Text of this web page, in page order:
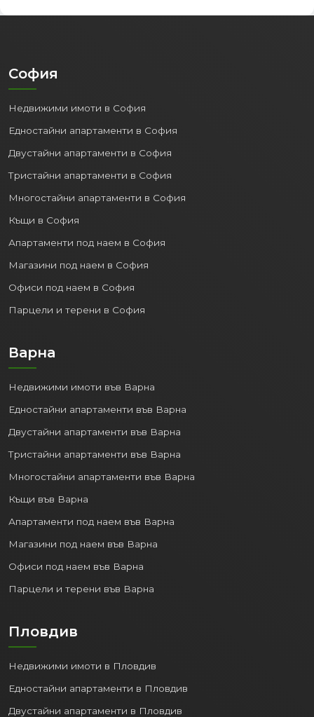
София
Недвижими имоти в София
Едностайни апартаменти в София
Двустайни апартаменти в София
Тристайни апартаменти в София
Многостайни апартаменти в София
Къщи в София
Апартаменти под наем в София
Магазини под наем в София
Офиси под наем в София
Парцели и терени в София
Варна
Недвижими имоти във Варна
Едностайни апартаменти във Варна
Двустайни апартаменти във Варна
Тристайни апартаменти във Варна
Многостайни апартаменти във Варна
Къщи във Варна
Апартаменти под наем във Варна
Магазини под наем във Варна
Офиси под наем във Варна
Парцели и терени във Варна
Пловдив
Недвижими имоти в Пловдив
Едностайни апартаменти в Пловдив
Двустайни апартаменти в Пловдив